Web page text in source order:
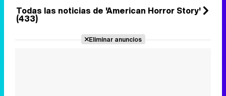
Todas las noticias de 'American Horror Story'
(433)
Eliminar anuncios